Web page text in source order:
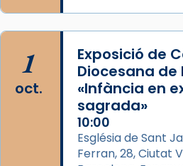
1
oct.
Exposició de
Diocesana de
«Infància en
sagrada»
10:00
Església de Sant
Ferran, 28, Ciutat